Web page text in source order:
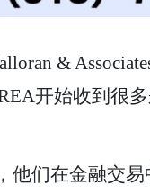
&
开始收到很
们在金融交易